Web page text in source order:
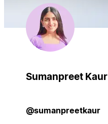
Sumanpreet Kaur
@sumanpreetkaur